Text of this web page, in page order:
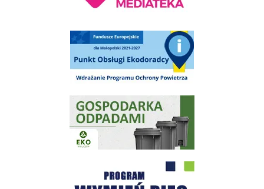
Punkt Obsługi Ekodoradcy Wieliczka
Gospodarka odpadami na terenie Miasta i Gminy Wieliczka
Program "Czyste Powietrze" - Wieliczka